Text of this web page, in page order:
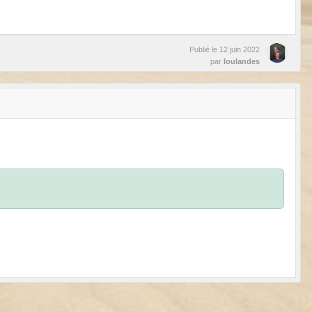
Publié le 12 juin 2022
par loulandes